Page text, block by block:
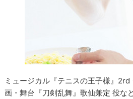
ミュージカル『テニスの王子様』
画・舞台『刀剣乱舞』歌仙兼定 役な